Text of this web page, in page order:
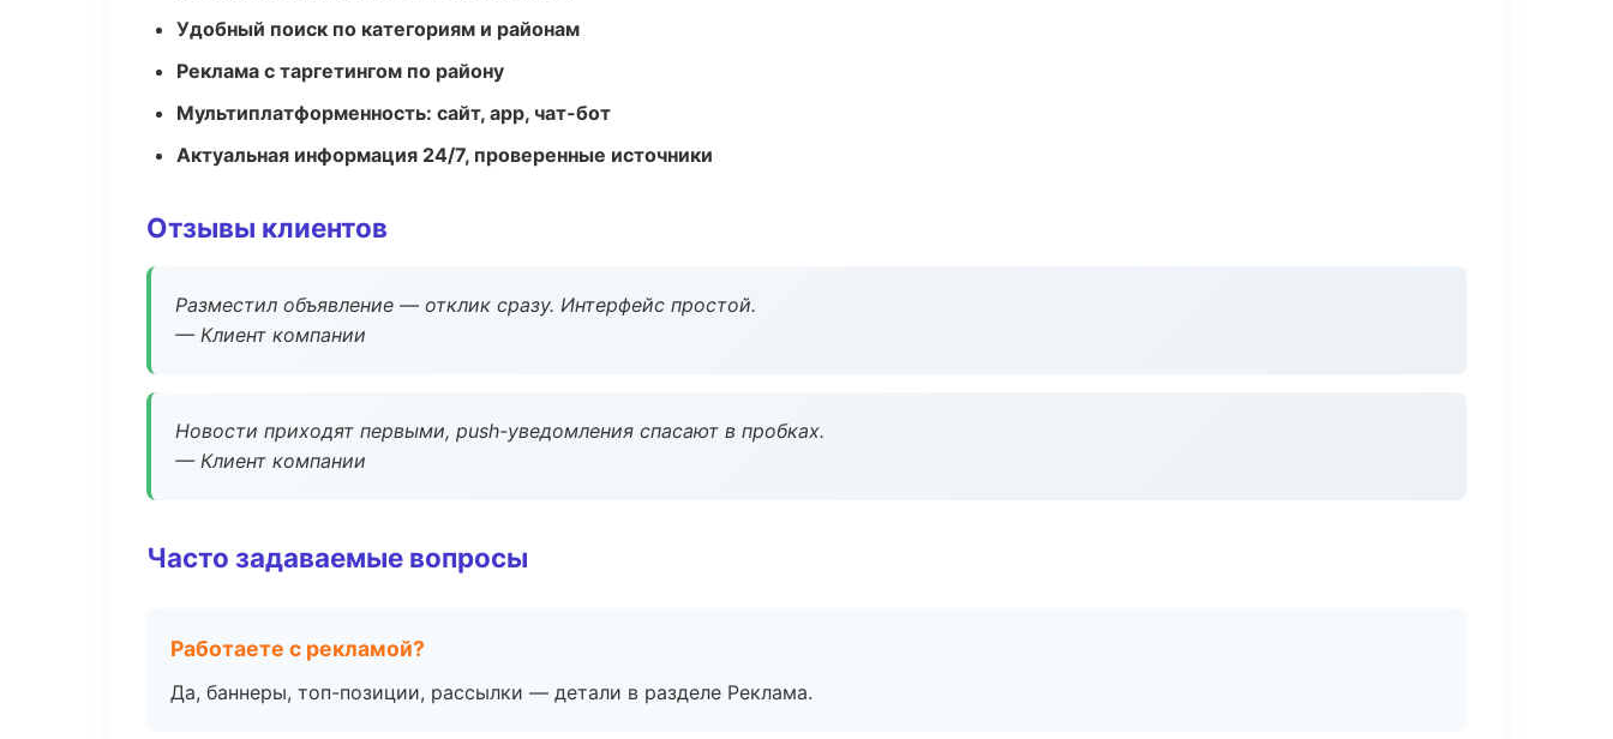
Удобный поиск по категориям и районам
Реклама с таргетингом по району
Мультиплатформенность: сайт, app, чат-бот
Актуальная информация 24/7, проверенные источники
Отзывы клиентов
Разместил объявление — отклик сразу. Интерфейс простой.
— Клиент компании
Новости приходят первыми, push-уведомления спасают в пробках.
— Клиент компании
Часто задаваемые вопросы
Работаете с рекламой?
Да, баннеры, топ-позиции, рассылки — детали в разделе Реклама.